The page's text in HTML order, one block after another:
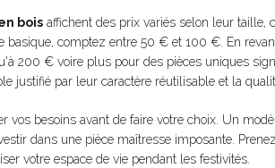
bois affichent des prix variés selon leur taille,
basique, comptez entre 50 € et 100 €. En
200 € voire plus pour des pièces uniques
justifié par leur caractère réutilisable et la
vos besoins avant de faire votre choix. Un
dans une pièce maîtresse imposante.
votre espace de vie pendant les festivités.